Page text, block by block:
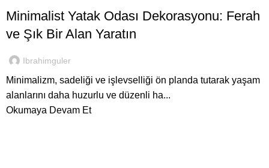
Minimalist Yatak Odası Dekorasyonu: Ferah
ve Şık Bir Alan Yaratın
Ibrahimguler
Minimalizm, sadeliği ve işlevselliği ön planda tutarak yaşam
alanlarını daha huzurlu ve düzenli ha...
Okumaya Devam Et